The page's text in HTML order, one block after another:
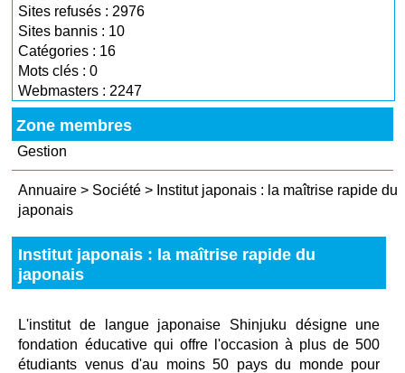
Sites refusés : 2976
Sites bannis : 10
Catégories : 16
Mots clés : 0
Webmasters : 2247
Zone membres
Gestion
Annuaire > Société > Institut japonais : la maîtrise rapide du
japonais
Institut japonais : la maîtrise rapide du
japonais
L'institut de langue japonaise Shinjuku désigne une
fondation éducative qui offre l'occasion à plus de 500
étudiants venus d'au moins 50 pays du monde pour